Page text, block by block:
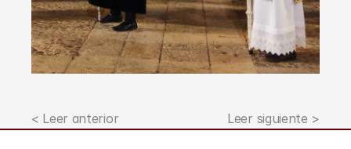
< Leer anterior Leer siguiente >